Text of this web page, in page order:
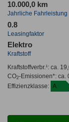
10.000,0 km
Jahrliche Fahrleistung
0.8
Leasingfaktor
Elektro
Kraftstoff
Kraftstoffverbr.¹: ca.
CO2-Emissionen*: ca.
Effizienzklasse: A